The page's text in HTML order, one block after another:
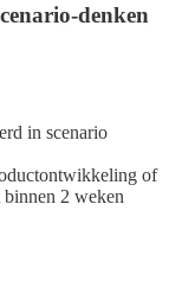
denken
in scenario
of
binnen 2 weken